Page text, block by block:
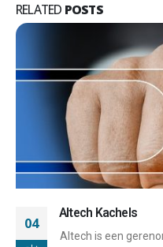
RELATED POSTS
07
Carinci Kachels
Carinci